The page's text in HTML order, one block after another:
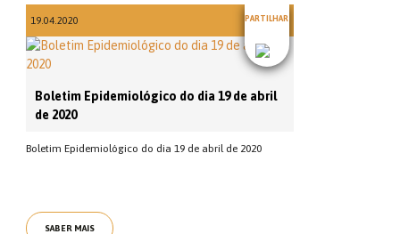
19.04.2020 PARTILHAR
Boletim Epidemiológico do dia 19 de abril
de 2020
Boletim Epidemiológico do dia 19 de abril de 2020
SABER MAIS